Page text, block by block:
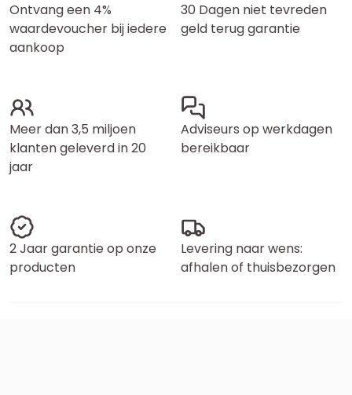
Ontvang een 4%
waardevoucher bij iedere
aankoop
30 Dagen niet tevreden
geld terug garantie
Meer dan 3,5 miljoen
klanten geleverd in 20
jaar
Adviseurs op werkdagen
bereikbaar
2 Jaar garantie op onze
producten
Levering naar wens:
afhalen of thuisbezorgen